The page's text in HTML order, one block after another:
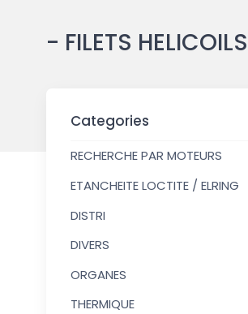
- FILETS HELICOILS
Categories
RECHERCHE PAR MOTEURS
ETANCHEITE LOCTITE / ELRING
DISTRI
DIVERS
ORGANES
THERMIQUE